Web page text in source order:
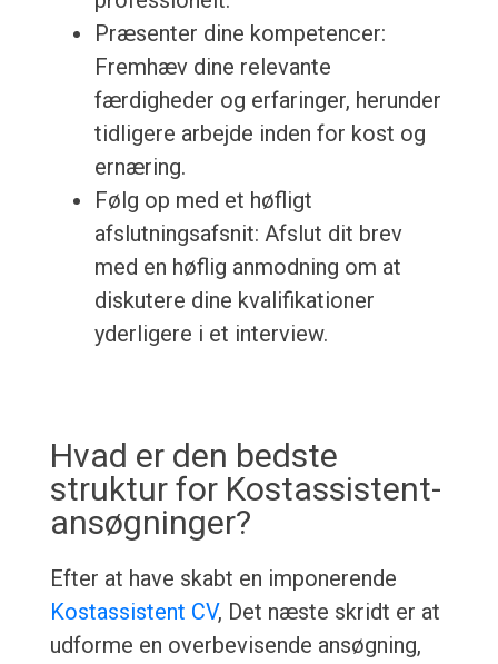
Præsenter dine kompetencer:
Fremhæv dine relevante
færdigheder og erfaringer, herunder
tidligere arbejde inden for kost og
ernæring.
Følg op med et høfligt
afslutningsafsnit: Afslut dit brev
med en høflig anmodning om at
diskutere dine kvalifikationer
yderligere i et interview.
Hvad er den bedste
struktur for Kostassistent-
ansøgninger?
Efter at have skabt en imponerende
Kostassistent CV, Det næste skridt er at
udforme en overbevisende ansøgning,